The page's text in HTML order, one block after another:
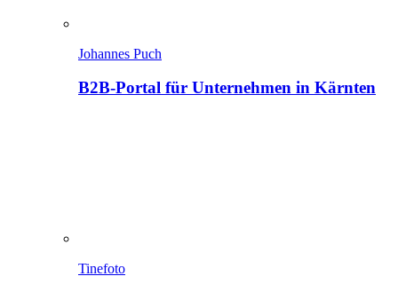
Johannes Puch
B2B-Portal für Unternehmen in Kärnten
Tinefoto